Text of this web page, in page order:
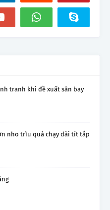
tranh khi đề xuất sân bay
nho trĩu quả chạy dài tít tắp